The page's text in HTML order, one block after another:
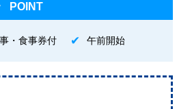
POINT
・食事券付 午前開始